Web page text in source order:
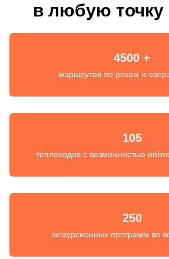
в любую точку
4500 +
маршрутов по рекам и
105
теплоходов с возможностью
250
экскурсионных программ во